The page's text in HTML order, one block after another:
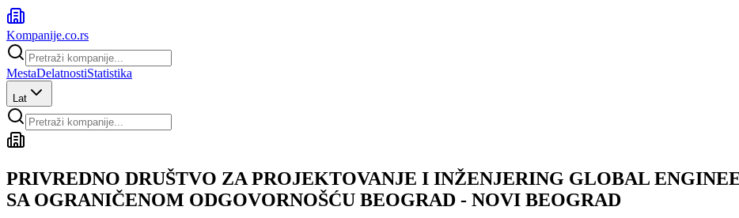
Kompanije.co.rs
MestaDelatnostiStatistika
Lat
PRIVREDNO DRUŠTVO ZA PROJEKTOVANJE I INŽENJERING GLOBAL
SA OGRANIČENOM ODGOVORNOŠĆU BEOGRAD - NOVI BEOGRAD